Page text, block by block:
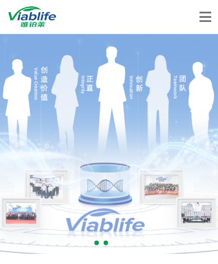
唯铂莱
公司介绍
公司团队
公司动态
加入我们
唯产品
美妆护肤
健康食品
生物基新材料
生物制药
唯创新
智能生物乐高平台
高通量骐骥平台
唯责任